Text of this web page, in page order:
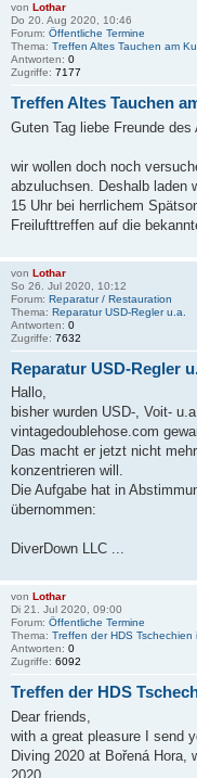
von Lothar
Do 20. Aug 2020, 10:46
Forum: Öffentliche Termine
Thema: Treffen Altes Tauchen am
Antworten: 0
Zugriffe: 7177
Treffen Altes Tauchen
Guten Tag liebe Freunde des
wir wollen doch noch
abzuluchsen. Deshalb laden
15 Uhr bei herrlichem
Freilufttreffen auf die
von Lothar
So 26. Jul 2020, 10:12
Forum: Reparatur / Restauration
Thema: Reparatur USD-Regler u.a.
Antworten: 0
Zugriffe: 7632
Reparatur USD-Regler
Hallo,
bisher wurden USD-, Voit-
vintagedoublehose.com
Das macht er jetzt nicht
konzentrieren will.
Die Aufgabe hat in
übernommen:
DiverDown LLC ...
von Lothar
Di 21. Jul 2020, 09:00
Forum: Öffentliche Termine
Thema: Treffen der HDS
Antworten: 0
Zugriffe: 6092
Treffen der HDS
Dear friends,
with a great pleasure I send
Diving 2020 at Bořená Hora,
2020.